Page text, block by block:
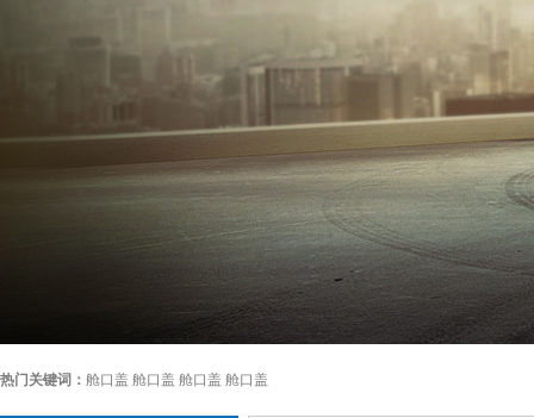
热门关键词： 舱口盖 舱口盖 舱口盖 舱口盖